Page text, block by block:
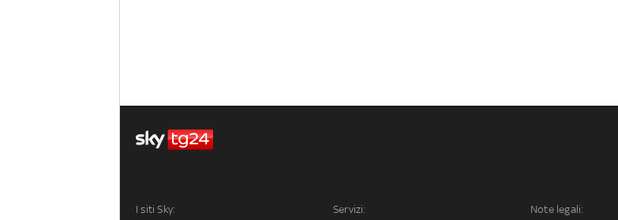
I siti Sky: Servizi: Note legali: